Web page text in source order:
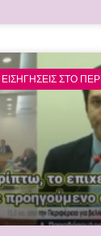
ΕΙΣΗΓΗΣΕΙΣ ΣΤΟ